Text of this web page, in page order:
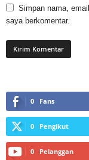
Simpan nama,
saya berkomentar.
0 Fans
0 Pengikut
0 Pelanggan